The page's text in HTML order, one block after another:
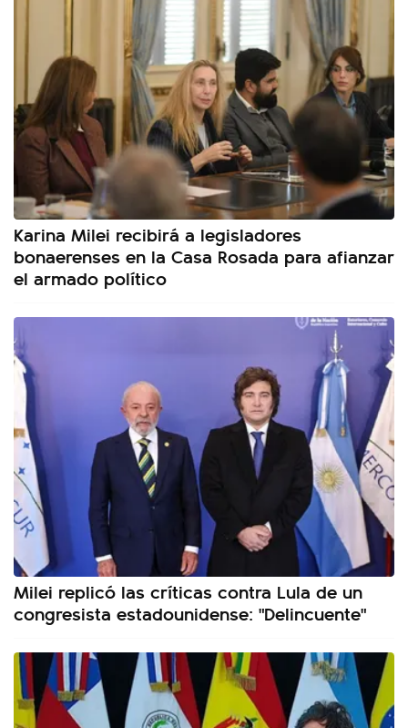
Karina Milei recibirá a legisladores
bonaerenses en la Casa Rosada para afianzar
el armado político
Milei replicó las críticas contra Lula de un
congresista estadounidense: "Delincuente"